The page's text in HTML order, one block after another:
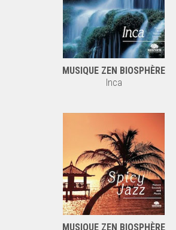
MUSIQUE ZEN BIOSPHÈRE
Inca
MUSIQUE ZEN BIOSPHÈRE